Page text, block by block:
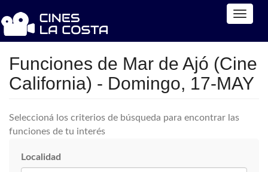
Toggle
Funciones de Mar de Ajó (Cine
California) - Domingo, 17-MAY
Seleccioná los criterios de búsqueda para encontrar las
funciones de tu interés
Localidad